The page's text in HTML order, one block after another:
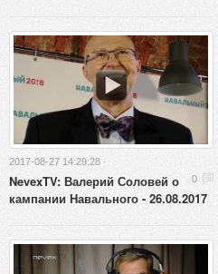
2017-08-27 14:29:28 ·
0
NevexTV: Валерий Соловей о
кампании Навального - 26.08.2017